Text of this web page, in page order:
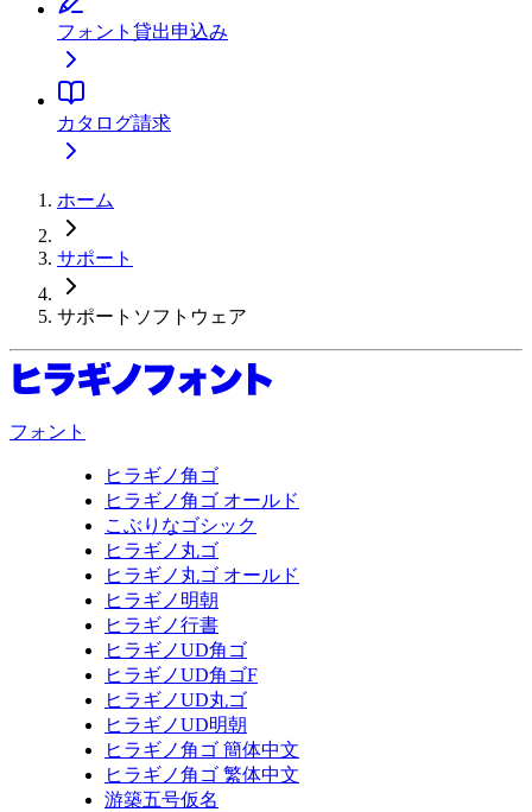
フォント貸出申込み
カタログ請求
ホーム
サポート
サポートソフトウェア
フォント
ヒラギノ角ゴ
ヒラギノ角ゴ オールド
こぶりなゴシック
ヒラギノ丸ゴ
ヒラギノ丸ゴ オールド
ヒラギノ明朝
ヒラギノ行書
ヒラギノUD角ゴ
ヒラギノUD角ゴF
ヒラギノUD丸ゴ
ヒラギノUD明朝
ヒラギノ角ゴ 簡体中文
ヒラギノ角ゴ 繁体中文
游築五号仮名